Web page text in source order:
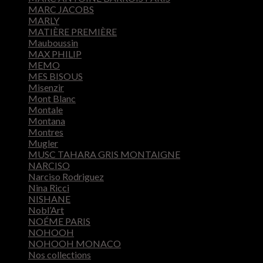
MARC JACOBS
MARLY
MATIÈRE PREMIÈRE
Mauboussin
MAX PHILIP
MEMO
MES BISOUS
Misenzir
Mont Blanc
Montale
Montana
Montres
Mugler
MUSC TAHARA GRIS MONTAIGNE
NARCISO
Narciso Rodriguez
Nina Ricci
NISHANE
Nobl’Art
NOÉME PARIS
NOHOOH
NOHOOH MONACO
Nos collections